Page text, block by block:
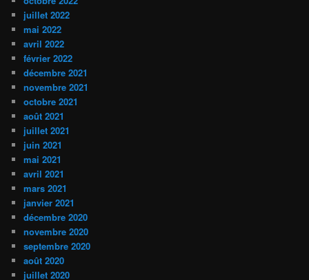
juillet 2022
mai 2022
avril 2022
février 2022
décembre 2021
novembre 2021
octobre 2021
août 2021
juillet 2021
juin 2021
mai 2021
avril 2021
mars 2021
janvier 2021
décembre 2020
novembre 2020
septembre 2020
août 2020
juillet 2020